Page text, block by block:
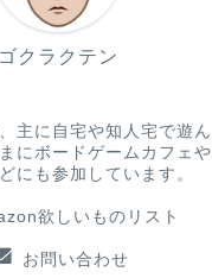
ゴクラクテン
主に自宅や知人宅で遊ん
にボードゲームカフェや
にも参加しています。
欲しいものリスト
お問い合わせ